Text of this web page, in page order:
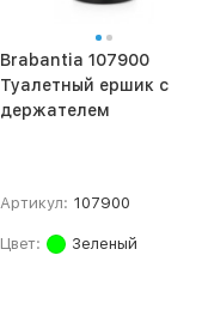
Brabantia 107900
Туалетный ершик с
держателем
Артикул: 107900
Цвет: Зеленый